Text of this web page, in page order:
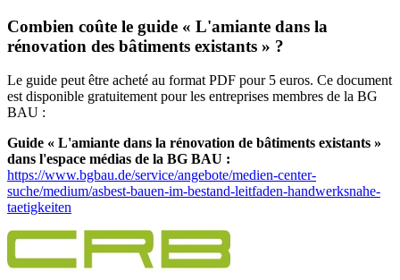
Combien coûte le guide « L'amiante dans la
rénovation des bâtiments existants » ?
Le guide peut être acheté au format PDF pour 5 euros. Ce document
est disponible gratuitement pour les entreprises membres de la BG
BAU :
Guide « L'amiante dans la rénovation de bâtiments existants »
dans l'espace médias de la BG BAU :
https://www.bgbau.de/service/angebote/medien-center-
suche/medium/asbest-bauen-im-bestand-leitfaden-handwerksnahe-
taetigkeiten